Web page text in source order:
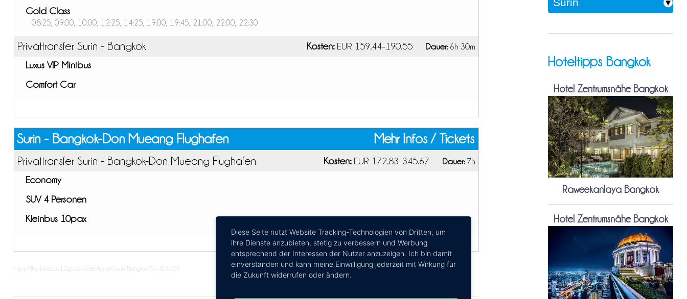
Gold Class
08:25, 09:00, 10:00, 12:25, 14:25, 19:00, 19:45, 21:00, 22:00, 22:30
Privattransfer Surin - Bangkok Kosten:EUR 159.44–190.55 Dauer:6h 30m
Luxus VIP Minibus
Comfort Car
Surin - Bangkok-Don Mueang Flughafen Mehr Infos / Tickets
Privattransfer Surin - Bangkok-Don Mueang Flughafen Kosten:EUR 172.83–345.67 Dauer:7h
Economy
SUV 4 Personen
Kleinbus 10pax
https://thailandsun.12go.asia/de/travel/Surin/Bangkok/?z=416557
Hoteltipps Bangkok
Hotel Zentrumsnähe Bangkok
Raweekanlaya Bangkok
Hotel Zentrumsnähe Bangkok
Diese Seite nutzt Website Tracking-Technologien von Dritten, um
ihre Dienste anzubieten, stetig zu verbessern und Werbung
entsprechend der Interessen der Nutzer anzuzeigen. Ich bin damit
einverstanden und kann meine Einwilligung jederzeit mit Wirkung für
die Zukunft widerrufen oder ändern.